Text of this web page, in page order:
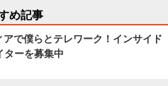
め記事
アで僕らとテレワーク！インサイド
ーを募集中